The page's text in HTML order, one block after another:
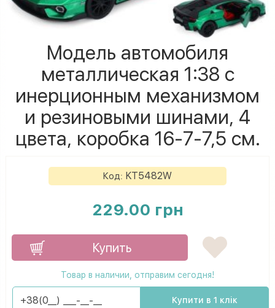
Модель автомобиля
металлическая 1:38 с
инерционным механизмом
и резиновыми шинами, 4
цвета, коробка 16-7-7,5 см.
Код: KT5482W
229.00 грн
Купить
Товар в наличии, отправим сегодня!
Купити в 1 клік